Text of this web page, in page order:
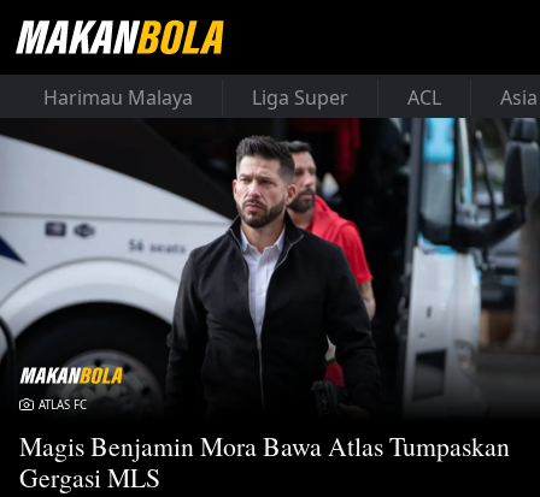
Harimau Malaya Liga Super ACL
ATLAS FC
Magis Benjamin Mora Bawa Atlas Tumpaskan
Gergasi MLS